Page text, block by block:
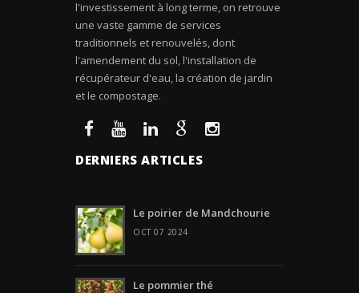
l'investissement à long terme, on retrouve
une vaste gamme de services
traditionnels et renouvelés, dont
l'amendement du sol, l'installation de
récupérateur d'eau, la création de jardin
et le compostage.
DERNIERS ARTICLES
Le poirier de Mandchourie
OCT 07 2024
Le pommier thé